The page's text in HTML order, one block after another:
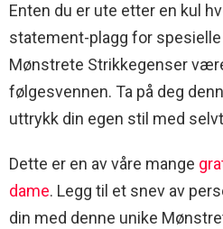
Enten du er ute etter en kul
statement-plagg for spesielle
Mønstrete Strikkegenser
følgesvennen. Ta på deg
uttrykk din egen stil med
Dette er en av våre mange
dame. Legg til et snev av
din med denne unike